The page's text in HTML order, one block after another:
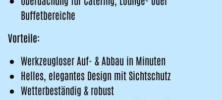
Buffetbereiche
Vorteile:
Werkzeugloser Auf- & Abbau in Minuten
Helles, elegantes Design mit Sichtschutz
Wetterbeständig & robust